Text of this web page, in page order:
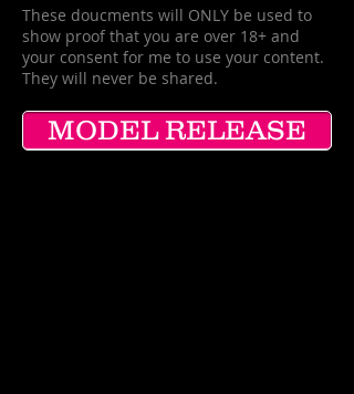
These doucments will ONLY be used to
show proof that you are over 18+ and
your consent for me to use your content.
They will never be shared.
MODEL RELEASE